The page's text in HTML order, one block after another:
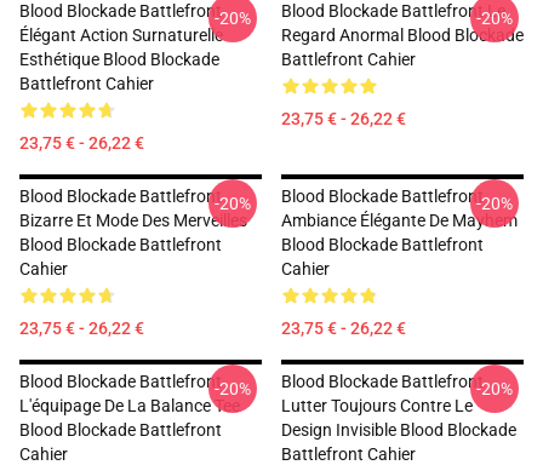
Blood Blockade Battlefront
Élégant Action Surnaturelle
Esthétique Blood Blockade
Battlefront Cahier
23,75 € - 26,22 €
-20%
Blood Blockade Battlefront Le
Regard Anormal Blood Blockade
Battlefront Cahier
23,75 € - 26,22 €
-20%
Blood Blockade Battlefront
Bizarre Et Mode Des Merveilles
Blood Blockade Battlefront
Cahier
23,75 € - 26,22 €
-20%
Blood Blockade Battlefront
Ambiance Élégante De Mayhem
Blood Blockade Battlefront
Cahier
23,75 € - 26,22 €
-20%
Blood Blockade Battlefront
L'équipage De La Balance Tee
Blood Blockade Battlefront
Cahier
-20%
Blood Blockade Battlefront
Lutter Toujours Contre Le
Design Invisible Blood Blockade
Battlefront Cahier
-20%